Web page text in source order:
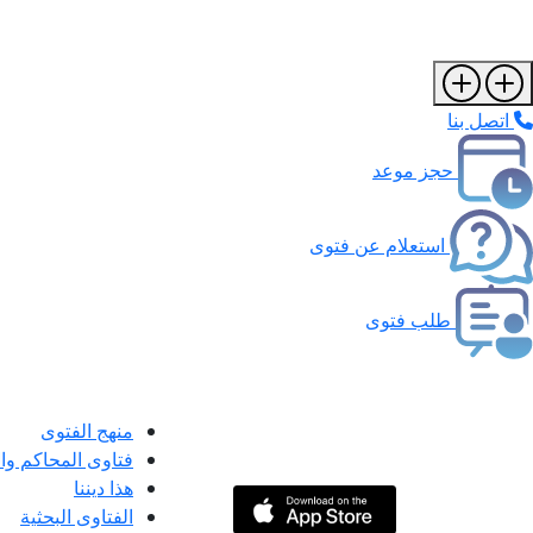
اتصل بنا
حجز موعد
استعلام عن فتوى
طلب فتوى
منهج الفتوى
فتاوى المحاكم
هذا ديننا
الفتاوى البحثية